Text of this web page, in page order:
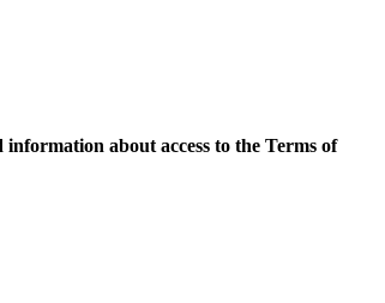
about access to the Terms of